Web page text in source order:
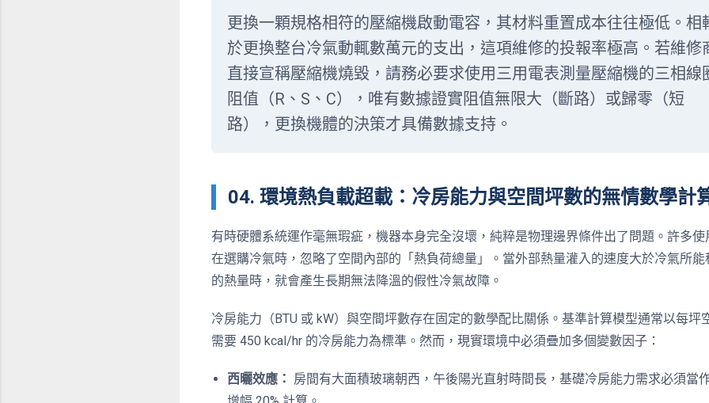
更換一顆規格相符的壓縮機啟動電容，其材料重置成本往往極低。相
於更換整台冷氣動輒數萬元的支出，這項維修的投報率極高。若維修
直接宣稱壓縮機燒毀，請務必要求使用三用電表測量壓縮機的三相線
阻值（R、S、C），唯有數據證實阻值無限大（斷路）或歸零（短
路），更換機體的決策才具備數據支持。
04. 環境熱負載超載：冷房能力與空間坪數的無情數學計
有時硬體系統運作毫無瑕疵，機器本身完全沒壞，純粹是物理邊界條件出了問題。許多使
在選購冷氣時，忽略了空間內部的「熱負荷總量」。當外部熱量灌入的速度大於冷氣所能
的熱量時，就會產生長期無法降溫的假性冷氣故障。
冷房能力（BTU 或 kW）與空間坪數存在固定的數學配比關係。基準計算模型通常以每坪
需要 450 kcal/hr 的冷房能力為標準。然而，現實環境中必須疊加多個變數因子：
西曬效應： 房間有大面積玻璃朝西，午後陽光直射時間長，基礎冷房能力需求必須當